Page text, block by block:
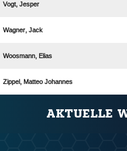
 
 
 
  
AKTUELLE